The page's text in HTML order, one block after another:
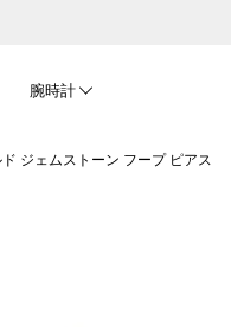
腕時計
ジェムストーン フープ ピアス